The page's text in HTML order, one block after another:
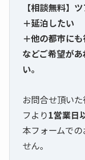
【相談無料】
＋延泊したい
＋他の都市に
などご希望が
い。
お問合せ頂い
フより1営業日
本フォームで
せん。